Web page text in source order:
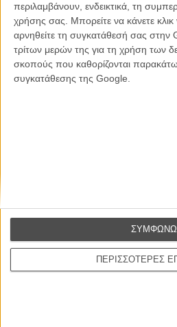
περιλαμβάνουν, ενδεικτικά, τη
χρήσης σας. Μπορείτε να κάνετε
αρνηθείτε τη συγκατάθεσή σας στην
τρίτων μερών της για τη χρήση των
σκοπούς που καθορίζονται
συγκατάθεσης της Google.
ΠΕΡΙΣΣΟΤΕΡΕΣ
ΣΥΜΦΩΝΩ
Εγγράψου στο εβδομαδιαίο newsletter μας.
Θέλω να λαμβάνω τα newsletter σας.